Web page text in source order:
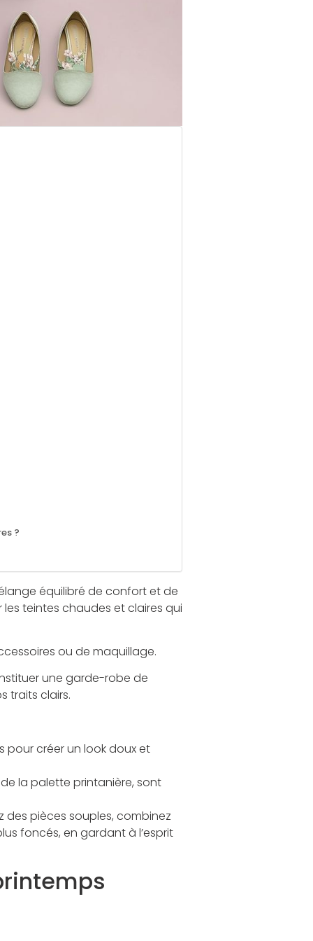
?
équilibré de confort et de
teintes chaudes et claires qui
ou de maquillage.
une garde-robe de
traits clairs.
pour créer un look doux et
la palette printanière, sont
des pièces souples, combinez
foncés, en gardant à l’esprit